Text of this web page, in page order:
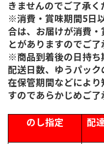
きませんのでご了承く
※消費・賞味期間5日
合は、お届けが消費
とがありますのでご了
※商品到着後の日持ち
配送日数、ゆうパッ
在保管期間などによ
すのであらかじめご了
のし指定
配